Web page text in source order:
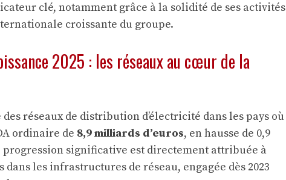
clé, notamment grâce à la solidité de ses activités
croissante du groupe.
2025 : les réseaux au cœur de la
des réseaux de distribution d’électricité dans les pays où
ordinaire de 8,9 milliards d’euros, en hausse de 0,9
significative est directement attribuée à
dans les infrastructures de réseau, engagée dès 2023